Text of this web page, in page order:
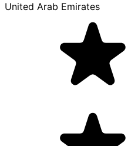
United Arab Emirates